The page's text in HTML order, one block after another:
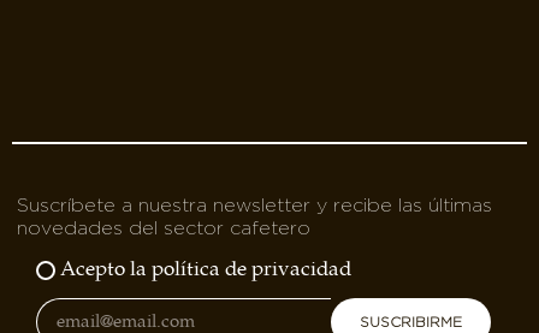
Suscríbete a nuestra newsletter y recibe las últimas
novedades del sector cafetero
Acepto la política de privacidad
SUSCRIBIRME